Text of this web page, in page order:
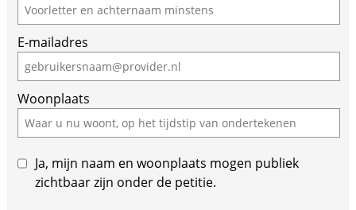
E-mailadres
Woonplaats
Ja, mijn naam en woonplaats mogen publiek
zichtbaar zijn onder de petitie.